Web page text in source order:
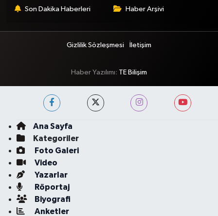
Son Dakika Haberleri Haber Arşivi
Gizlilik Sözleşmesi İletişim
Haber Yazılımı: TE Bilişim
Ana Sayfa
Kategoriler
Foto Galeri
Video
Yazarlar
Röportaj
Biyografi
Anketler